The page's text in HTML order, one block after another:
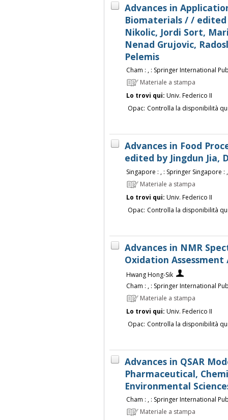
Advances in
Biomaterials / / edited
Nikolic, Jordi Sort,
Nenad Grujovic,
Pelemis
Cham : , : Springer International
Materiale a stampa
Lo trovi qui: Univ. Federico II
Opac: Controlla la disponibilità
Advances in Food
edited by Jingdun Jia,
Singapore : , : Springer Singapore
Materiale a stampa
Lo trovi qui: Univ. Federico II
Opac: Controlla la disponibilità
Advances in NMR
Oxidation
Hwang Hong-Sik
Cham : , : Springer International
Materiale a stampa
Lo trovi qui: Univ. Federico II
Opac: Controlla la disponibilità
Advances in QSAR
Pharmaceutical,
Environmental
Cham : , : Springer International
Materiale a stampa